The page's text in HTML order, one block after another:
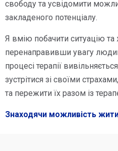
свободу та усвідомити
закладеного потенціалу.
Я вмію побачити ситуацію та
перенаправивши увагу
процесі терапії
зустрітися зі своїми
та пережити їх разом із
Знаходячи можливість